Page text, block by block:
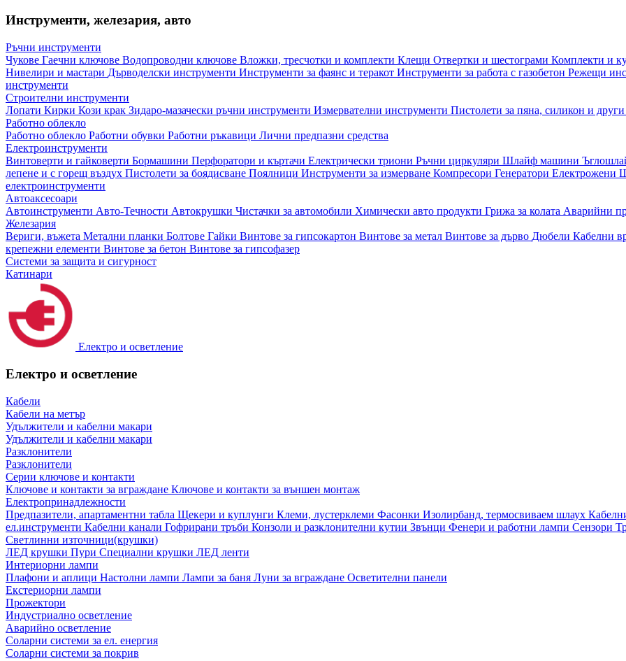
Инструменти, железария, авто
Ръчни инструменти
Чукове Гаечни ключове Водопроводни ключове Вложки, тресчотки и комплекти Клещи Отвертки и шестограми Комплекти и
Нивелири и мастари Дърводелски инструменти Инструменти за фаянс и теракот Инструменти за работа с газобетон Режещи
инструменти
Строителни инструменти
Лопати Кирки Кози крак Зидаро-мазачески ръчни инструменти Измервателни инструменти Пистолети за пяна, силикон и
Работно облекло
Работно облекло Работни обувки Работни ръкавици Лични предпазни средства
Електроинструменти
Винтоверти и гайковерти Бормашини Перфоратори и къртачи Електрически триони Ръчни циркуляри Шлайф машини
лепене и с горещ въздух Пистолети за боядисване Поялници Инструменти за измерване Компресори Генератори Електрожени
електроинструменти
Автоаксесоари
Автоинструменти Авто-Течности Автокрушки Чистачки за автомобили Химически авто продукти Грижа за колата Аварийни
Железария
Вериги, въжета Метални планки Болтове Гайки Винтове за гипсокартон Винтове за метал Винтове за дърво Дюбели Кабелни
крепежни елементи Винтове за бетон Винтове за гипсофазер
Системи за защита и сигурност
Катинари
Електро и осветление
Електро и осветление
Кабели
Кабели на метър
Удължители и кабелни макари
Удължители и кабелни макари
Разклонители
Разклонители
Серии ключове и контакти
Ключове и контакти за вграждане Ключове и контакти за външен монтаж
Електропринадлежности
Предпазители, апартаментни табла Щекери и куплунги Клеми, лустерклеми Фасонки Изолирбанд, термосвиваем шлаух
ел.инструменти Кабелни канали Гофрирани тръби Конзоли и разклонителни кутии Звънци Фенери и работни лампи Сензори
Светлинни източници(крушки)
ЛЕД крушки Пури Специални крушки ЛЕД ленти
Интериорни лампи
Плафони и аплици Настолни лампи Лампи за баня Луни за вграждане Осветителни панели
Екстериорни лампи
Прожектори
Индустриално осветление
Аварийно осветление
Соларни системи за ел. енергия
Соларни системи за покрив